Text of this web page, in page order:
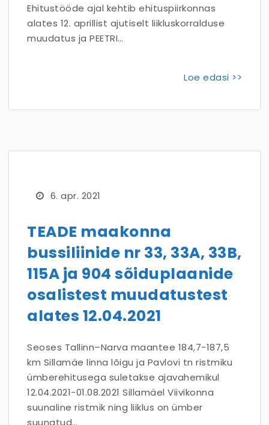
Ehitustööde ajal kehtib ehituspiirkonnas
alates 12. aprillist ajutiselt liikluskorralduse
muudatus ja PEETRI…
Loe edasi >>
6. apr. 2021
TEADE maakonna
bussiliinide nr 33, 33A, 33B,
115A ja 904 sõiduplaanide
osalistest muudatustest
alates 12.04.2021
Seoses Tallinn–Narva maantee 184,7-187,5
km Sillamäe linna lõigu ja Pavlovi tn ristmiku
ümberehitusega suletakse ajavahemikul
12.04.2021-01.08.2021 Sillamäel Viivikonna
suunaline ristmik ning liiklus on ümber
suunatud…